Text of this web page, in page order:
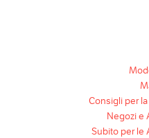
Consigli per
Negozi e
Subito per le